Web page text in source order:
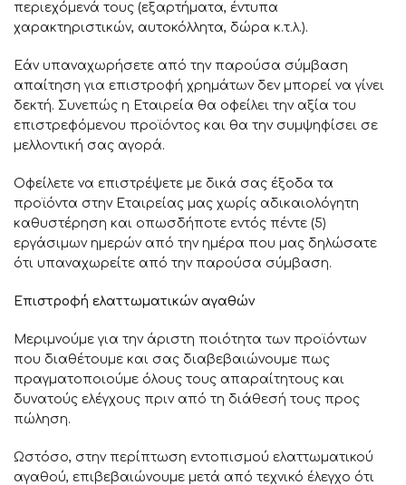
περιεχόμενά τους (εξαρτήματα, έντυπα
χαρακτηριστικών, αυτοκόλλητα, δώρα κ.τ.λ.).
Εάν υπαναχωρήσετε από την παρούσα σύμβαση
απαίτηση για επιστροφή χρημάτων δεν μπορεί να γίνει
δεκτή. Συνεπώς η Εταιρεία θα οφείλει την αξία του
επιστρεφόμενου προϊόντος και θα την συμψηφίσει σε
μελλοντική σας αγορά.
Οφείλετε να επιστρέψετε με δικά σας έξοδα τα
προϊόντα στην Εταιρείας μας χωρίς αδικαιολόγητη
καθυστέρηση και οπωσδήποτε εντός πέντε (5)
εργάσιμων ημερών από την ημέρα που μας δηλώσατε
ότι υπαναχωρείτε από την παρούσα σύμβαση.
Επιστροφή ελαττωματικών αγαθών
Μεριμνούμε για την άριστη ποιότητα των προϊόντων
που διαθέτουμε και σας διαβεβαιώνουμε πως
πραγματοποιούμε όλους τους απαραίτητους και
δυνατούς ελέγχους πριν από τη διάθεσή τους προς
πώληση.
Ωστόσο, στην περίπτωση εντοπισμού ελαττωματικού
αγαθού, επιβεβαιώνουμε μετά από τεχνικό έλεγχο ότι